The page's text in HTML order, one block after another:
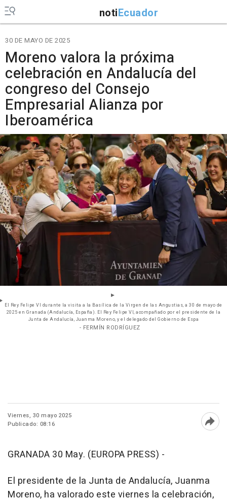
notiEcuador
30 DE MAYO DE 2025
Moreno valora la próxima
celebración en Andalucía del
congreso del Consejo
Empresarial Alianza por
Iberoamérica
El Rey Felipe VI durante la visita a la Basílica de la Virgen de las Angustias, a 30 de mayo de
2025 en Granada (Andalucía, España). El Rey Felipe VI, acompañado por el presidente de la
Junta de Andalucía, Juanma Moreno, y el delegado del Gobierno de Espa
- FERMÍN RODRÍGUEZ
Viernes, 30 mayo 2025
Publicado: 08:16
GRANADA 30 May. (EUROPA PRESS) -
El presidente de la Junta de Andalucía, Juanma
Moreno, ha valorado este viernes la celebración,